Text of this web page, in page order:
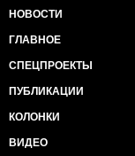
НОВОСТИ
ГЛАВНОЕ
СПЕЦПРОЕКТЫ
ПУБЛИКАЦИИ
КОЛОНКИ
ВИДЕО